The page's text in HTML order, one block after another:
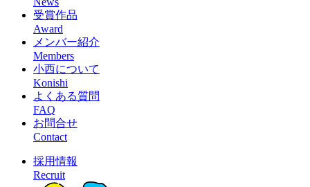
受賞作品
Award
メンバー紹介
Members
小西について
Konishi
よくある質問
FAQ
お問合せ
Contact
採用情報
Recruit